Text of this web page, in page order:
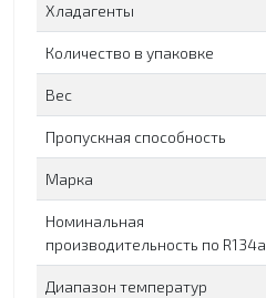
Хладагенты
Количество в упаковке
Вес
Пропускная способность
Марка
Номинальная
производительность по R134a
Диапазон температур